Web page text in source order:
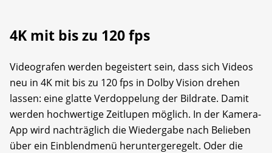
4K mit bis zu 120 fps
Videografen werden begeistert sein, dass sich Videos
neu in 4K mit bis zu 120 fps in Dolby Vision drehen
lassen: eine glatte Verdoppelung der Bildrate. Damit
werden hochwertige Zeitlupen möglich. In der Kamera-
App wird nachträglich die Wiedergabe nach Belieben
über ein Einblendmenü heruntergeregelt. Oder die